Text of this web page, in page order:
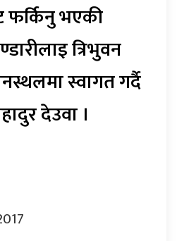
फर्किनु भएकी
त्रिभुवन
स्वागत गर्दै
देउवा ।